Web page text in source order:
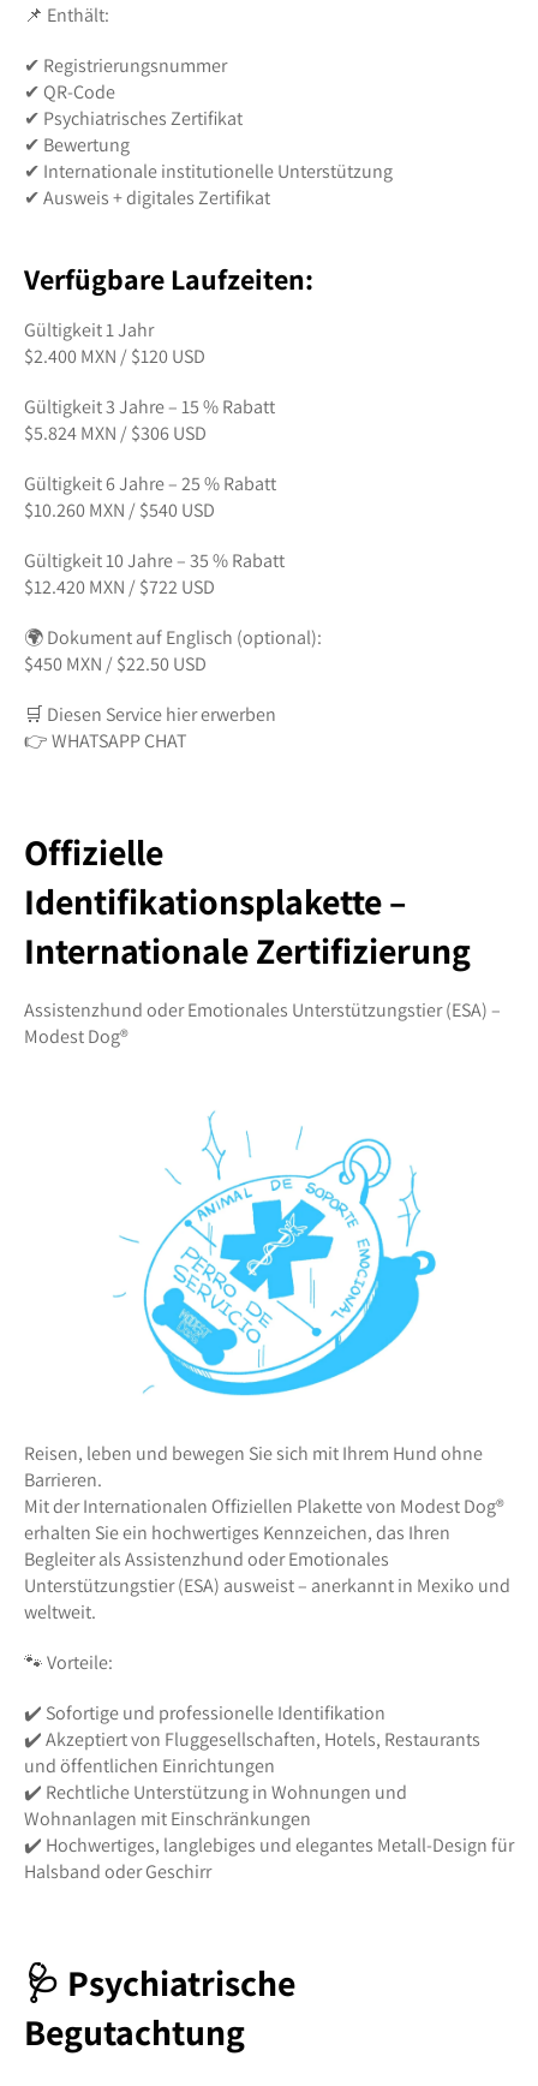
📌 Enthält:
✔ Registrierungsnummer
✔ QR-Code
✔ Psychiatrisches Zertifikat
✔ Bewertung
✔ Internationale institutionelle Unterstützung
✔ Ausweis + digitales Zertifikat
Verfügbare Laufzeiten:
Gültigkeit 1 Jahr
$2.400 MXN / $120 USD
Gültigkeit 3 Jahre – 15 % Rabatt
$5.824 MXN / $306 USD
Gültigkeit 6 Jahre – 25 % Rabatt
$10.260 MXN / $540 USD
Gültigkeit 10 Jahre – 35 % Rabatt
$12.420 MXN / $722 USD
🌍 Dokument auf Englisch (optional):
$450 MXN / $22.50 USD
🛒 Diesen Service hier erwerben
👉 WHATSAPP CHAT
Offizielle
Identifikationsplakette –
Internationale Zertifizierung
Assistenzhund oder Emotionales Unterstützungstier (ESA) –
Modest Dog®️
Reisen, leben und bewegen Sie sich mit Ihrem Hund ohne
Barrieren.
Mit der Internationalen Offiziellen Plakette von Modest Dog®️
erhalten Sie ein hochwertiges Kennzeichen, das Ihren
Begleiter als Assistenzhund oder Emotionales
Unterstützungstier (ESA) ausweist – anerkannt in Mexiko und
weltweit.
🐾 Vorteile:
✔️ Sofortige und professionelle Identifikation
✔️ Akzeptiert von Fluggesellschaften, Hotels, Restaurants
und öffentlichen Einrichtungen
✔️ Rechtliche Unterstützung in Wohnungen und
Wohnanlagen mit Einschränkungen
✔️ Hochwertiges, langlebiges und elegantes Metall-Design für
Halsband oder Geschirr
🩺 Psychiatrische
Begutachtung